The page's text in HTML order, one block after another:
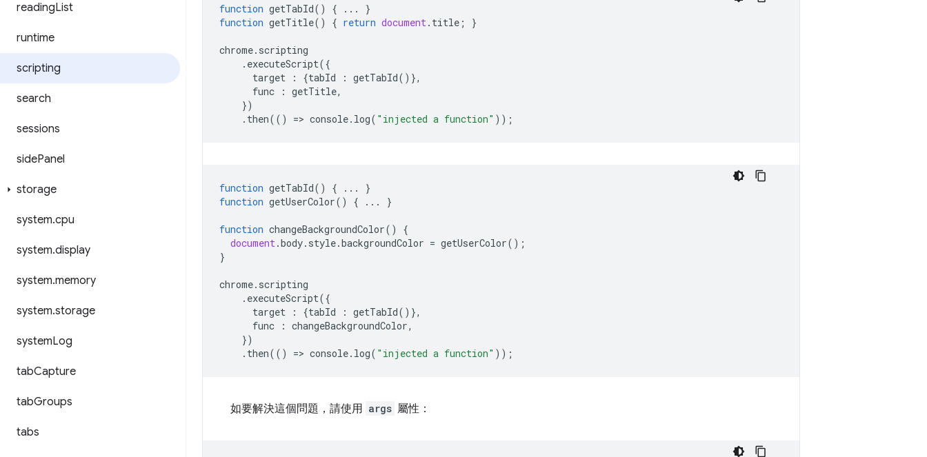
readingList
runtime
scripting
search
sessions
sidePanel
storage
system.cpu
system.display
system.memory
system.storage
systemLog
tabCapture
tabGroups
tabs
function getTabId() { ...
}
function getTitle() { return document. title ; }
chrome. scripting
. executeScript({
target
: {tabId : getTabId()},
func
: getTitle,
})
. then(() => console. log( "injected a function" ));
function getTabId() { ...
}
function getUserColor() { ... }
function changeBackgroundColor()
{
document.body. style.backgroundColor = getUserColor();
}
chrome. scripting
. executeScript({
target
: {tabId : getTabId()},
func
: changeBackgroundColor,
})
. then(() => console. log( "injected a function" ));
如要解決這個問題，請使用 args 屬性：